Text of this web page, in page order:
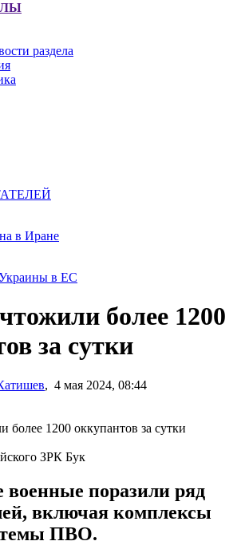
раздела
в Иране
в ЕС
более 1200
за сутки
, 4 мая 2024, 08:44
ЗРК Бук
военные поразили ряд
включая комплексы
ПВО.